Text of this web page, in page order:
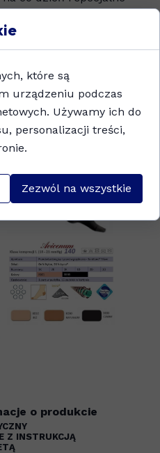
wygląd i komfort noszenia.
o produkcie
Z INSTRUKCJĄ
które są
urządzeniu podczas
Używamy ich do
personalizacji treści,
Zezwól na wszystkie